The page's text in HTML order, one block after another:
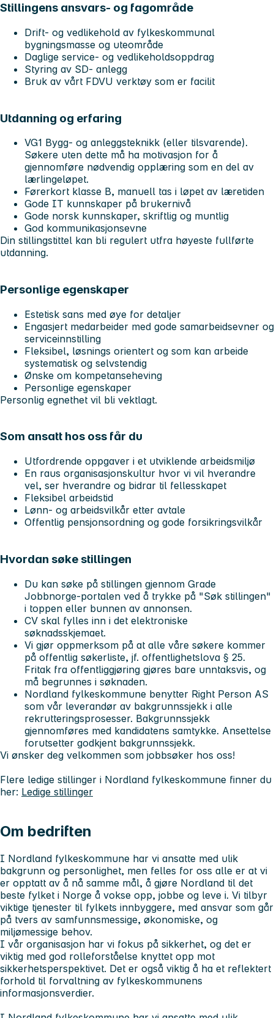
Stillingens ansvars- og fagområde
Drift- og vedlikehold av fylkeskommunal
bygningsmasse og uteområde
Daglige service- og vedlikeholdsoppdrag
Styring av SD- anlegg
Bruk av vårt FDVU verktøy som er facilit
Utdanning og erfaring
VG1 Bygg- og anleggsteknikk (eller tilsvarende).
Søkere uten dette må ha motivasjon for å
gjennomføre nødvendig opplæring som en del av
lærlingeløpet.
Førerkort klasse B, manuell tas i løpet av læretiden
Gode IT kunnskaper på brukernivå
Gode norsk kunnskaper, skriftlig og muntlig
God kommunikasjonsevne
Din stillingstittel kan bli regulert utfra høyeste fullførte
utdanning.
Personlige egenskaper
Estetisk sans med øye for detaljer
Engasjert medarbeider med gode samarbeidsevner og
serviceinnstilling
Fleksibel, løsnings orientert og som kan arbeide
systematisk og selvstendig
Ønske om kompetanseheving
Personlige egenskaper
Personlig egnethet vil bli vektlagt.
Som ansatt hos oss får du
Utfordrende oppgaver i et utviklende arbeidsmiljø
En raus organisasjonskultur hvor vi vil hverandre
vel, ser hverandre og bidrar til fellesskapet
Fleksibel arbeidstid
Lønn- og arbeidsvilkår etter avtale
Offentlig pensjonsordning og gode forsikringsvilkår
Hvordan søke stillingen
Du kan søke på stillingen gjennom Grade
Jobbnorge-portalen ved å trykke på "Søk stillingen"
i toppen eller bunnen av annonsen.
CV skal fylles inn i det elektroniske
søknadsskjemaet.
Vi gjør oppmerksom på at alle våre søkere kommer
på offentlig søkerliste, jf. offentlighetslova § 25.
Fritak fra offentliggjøring gjøres bare unntaksvis, og
må begrunnes i søknaden.
Nordland fylkeskommune benytter Right Person AS
som vår leverandør av bakgrunnssjekk i alle
rekrutteringsprosesser. Bakgrunnssjekk
gjennomføres med kandidatens samtykke. Ansettelse
forutsetter godkjent bakgrunnssjekk.
Vi ønsker deg velkommen som jobbsøker hos oss!
Flere ledige stillinger i Nordland fylkeskommune finner du
her: Ledige stillinger
Om bedriften
I Nordland fylkeskommune har vi ansatte med ulik
bakgrunn og personlighet, men felles for oss alle er at vi
er opptatt av å nå samme mål, å gjøre Nordland til det
beste fylket i Norge å vokse opp, jobbe og leve i. Vi tilbyr
viktige tjenester til fylkets innbyggere, med ansvar som går
på tvers av samfunnsmessige, økonomiske, og
miljømessige behov.
I vår organisasjon har vi fokus på sikkerhet, og det er
viktig med god rolleforståelse knyttet opp mot
sikkerhetsperspektivet. Det er også viktig å ha et reflektert
forhold til forvaltning av fylkeskommunens
informasjonsverdier.